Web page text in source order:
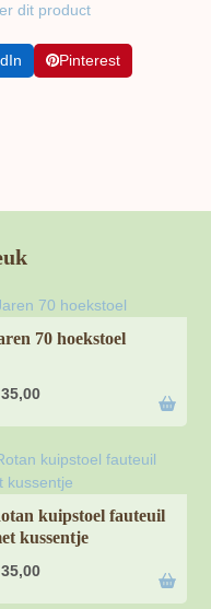
dit product
Pinterest
70 hoekstoel
35,00
kuipstoel fauteuil
kussentje
35,00